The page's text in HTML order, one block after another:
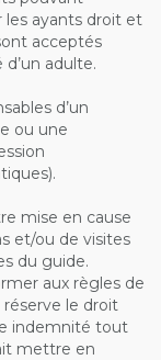
les ayants droit et
acceptés
adulte.
d’un
ou une
mise en cause
et/ou de visites
du guide.
aux règles de
le droit
indemnité tout
mettre en